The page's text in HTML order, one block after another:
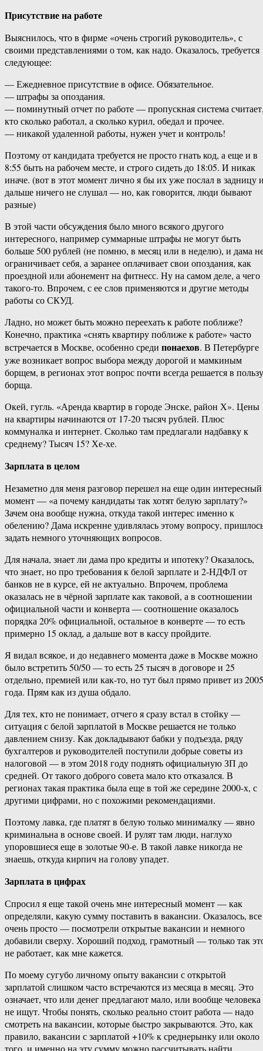
Присутствие на работе
Выяснилось, что в фирме «очень строгий руководитель», с
своими представлениями о том, как надо. Оказалось, требуется
следующее:
— Ежедневное присутствие в офисе. Обязательное.
— штрафы за опоздания.
— поминутный отчет по работе — пропускная система
кто сколько работал, а сколько курил, обедал и прочее.
— никакой удаленной работы, нужен учет и контроль!
Поэтому от кандидата требуется не просто гнать код, а еще и в
8:55 быть на рабочем месте, и строго сидеть до 18:05. И никак
иначе. (вот в этот момент лично я бы их уже послал в задницу
дальше ничего не слушал — но, как говорится, люди бывают
разные)
В этой части обсуждения было много всякого другого
интересного, например суммарные штрафы не могут быть
больше 500 рублей (не помню, в месяц или в неделю), и дама
ограничивает себя, а заранее оплачивает свои опоздания, как
проездной или абонемент на фитнесс. Ну на самом деле, а чего
такого-то. Впрочем, с ее слов применяются и другие методы
работы со СКУД.
Ладно, но может быть можно переехать к работе поближе?
Конечно, практика «снять квартиру поближе к работе» часто
встречается в Москве, особенно среди понаехов. В Петербурге
уже возникает вопрос выбора между дорогой и мамкиным
борщем, в регионах этот вопрос почти всегда решается в пользу
борща.
Окей, гугль. «Аренда квартир в городе Энске, район Х». Цены
на квартиры начинаются от 17-20 тысяч рублей. Плюс
коммуналка и интернет. Сколько там предлагали надбавку к
среднему? Тысяч 15? Хе-хе.
Зарплата в целом
Незаметно для меня разговор перешел на еще один интересный
момент — «а почему кандидаты так хотят белую зарплату?»
Зачем она вообще нужна, откуда такой интерес именно к
обелению? Дама искренне удивлялась этому вопросу,
задать немного уточняющих вопросов.
Для начала, знает ли дама про кредиты и ипотеку? Оказалось,
что знает, но про требования к белой зарплате и 2-НДФЛ от
банков не в курсе, ей не актуально. Впрочем, проблема
оказалась не в чёрной зарплате как таковой, а в соотношении
официальной части и конверта — соотношение оказалось
порядка 20% официальной, остальное в конверте — то есть
примерно 15 оклад, а дальше вот в кассу пройдите.
Я видал всякое, и до недавнего момента даже в Москве можно
было встретить 50/50 — то есть 25 тысяч в договоре и 25
отдельно, премией или как-то, но тут был прямо привет из 2005
года. Прям как из душа обдало.
Для тех, кто не понимает, отчего я сразу встал в стойку —
ситуация с белой зарплатой в Москве решается не только
давлением снизу. Как докладывают бабки у подъезда, ряду
бухгалтеров и руководителей поступили добрые советы из
налоговой — в этом 2018 году поднять официальную ЗП до
средней. От такого доброго совета мало кто отказался. В
регионах такая практика была еще в той же середине 2000-х, с
другими цифрами, но с похожими рекомендациями.
Поэтому лавка, где платят в белую только минималку — явно
криминальна в основе своей. И рулят там люди, наглухо
упоровшиеся еще в золотые 90-е. В такой лавке никогда не
знаешь, откуда кирпич на голову упадет.
Зарплата в цифрах
Спросил я еще такой очень мне интересный момент — как
определяли, какую сумму поставить в вакансии. Оказалось, все
очень просто — посмотрели открытые вакансии и немного
добавили сверху. Хороший подход, грамотный — только так
не работает, как мне кажется.
По моему сугубо личному опыту вакансии с открытой
зарплатой слишком часто встречаются из месяца в месяц. Это
означает, что или денег предлагают мало, или вообще человека
не ищут. Чтобы понять, сколько реально стоит работа — надо
смотреть на вакансии, которые быстро закрываются. Это, как
правило, вакансии с зарплатой +10% к среднерынку или около